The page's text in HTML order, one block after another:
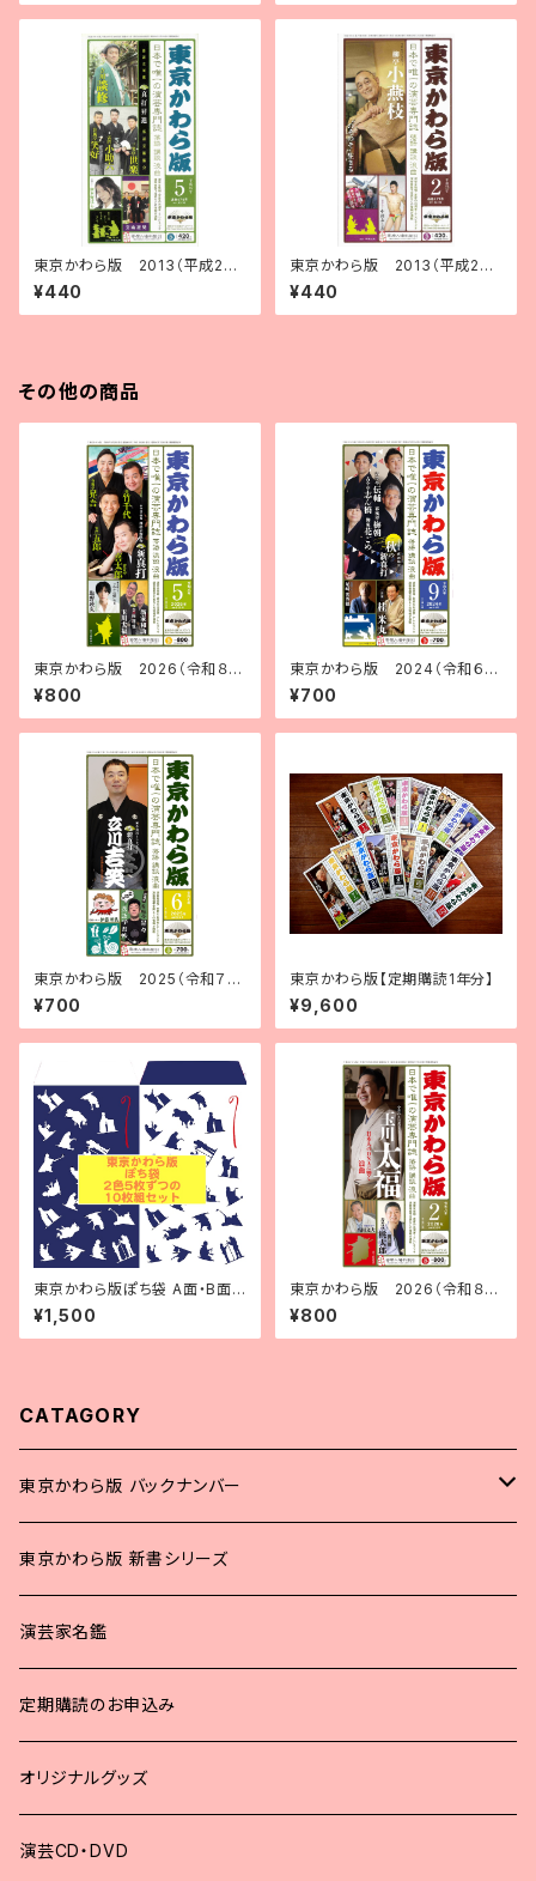
東京かわら版 2013（平成25）
年５月号
¥440
東京かわら版 2013（平成25）
年２月号
¥440
その他の商品
東京かわら版 2026（令和８）
年５月号
¥800
東京かわら版 2024（令和６）
年９月号
¥700
東京かわら版 2025（令和７）
年６月号
¥700
東京かわら版【定期購読1年分】
¥9,600
東京かわら版ぽち袋 A面・B面
両方セット（10枚入）
¥1,500
東京かわら版 2026（令和８）
年２月号
¥800
CATAGORY
東京かわら版 バックナンバー
2025年
2024年
2023年
2022年
2021年
東京かわら版 新書シリーズ
演芸家名鑑
定期購読のお申込み
オリジナルグッズ
演芸CD・DVD